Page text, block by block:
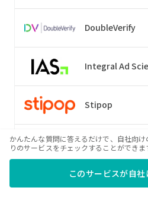
DoubleVerify
Integral Ad
Stipop
Exponea
かんたんな質問に答えるだけで、自社向
りのサービスをチェックすることができま
このサービスが自